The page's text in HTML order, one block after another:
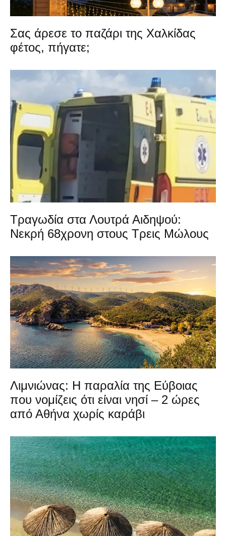
Σας άρεσε το παζάρι της Χαλκίδας
φέτος, πήγατε;
Τραγωδία στα Λουτρά Αιδηψού:
Νεκρή 68χρονη στους Τρεις Μώλους
Λιμνιώνας: Η παραλία της Εύβοιας
που νομίζεις ότι είναι νησί – 2 ώρες
από Αθήνα χωρίς καράβι